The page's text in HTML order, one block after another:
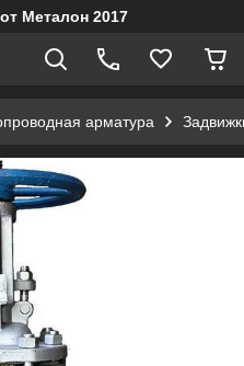
Металон 2017
арматура